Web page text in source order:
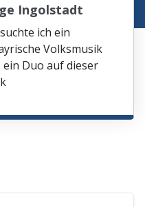
Ingolstadt
ich ein
Volksmusik
ein Duo auf dieser